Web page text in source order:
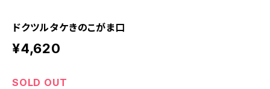
ドクツルタケきのこがま口
¥4,620
SOLD OUT